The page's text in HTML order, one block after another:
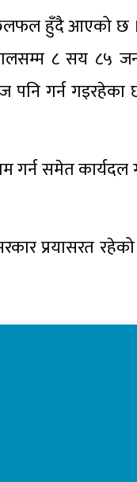
छलफल हुँदै आएको
८ सय ८५
गर्न गइरहेका
गर्न समेत कार्यदल
प्रयासरत